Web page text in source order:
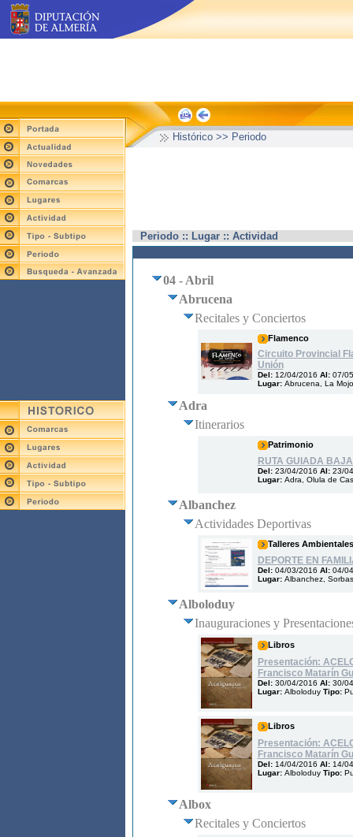
Histórico >> Periodo
Periodo :: Lugar :: Actividad
04 - Abril
Abrucena
Recitales y Conciertos
Flamenco
Circuito Provincial
Unión
Del: 12/04/2016 Al: 07/
Lugar: Abrucena, La
Adra
Itinerarios
Patrimonio
RUTA GUIADA
Del: 23/04/2016 Al: 23/
Lugar: Adra, Olula de
Albanchez
Actividades Deportivas
Talleres Ambientales
DEPORTE EN
Del: 04/03/2016 Al: 04/
Lugar: Albanchez, Sorbas
Alboloduy
Inauguraciones y
Libros
Presentación:
Francisco Matarín
Del: 30/04/2016 Al: 30/
Lugar: AlboloduyTipo:
Libros
Presentación:
Francisco Matarín
Del: 14/04/2016 Al: 14/
Lugar: AlboloduyTipo:
Albox
Recitales y Conciertos